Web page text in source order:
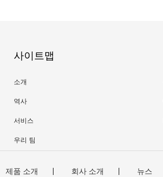
사이트맵
소개
역사
서비스
우리 팀
제품 소개 회사 소개 뉴스